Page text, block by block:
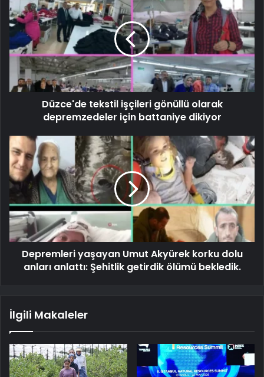
Düzce'de tekstil işçileri gönüllü olarak
depremzedeler için battaniye dikiyor
Depremleri yaşayan Umut Akyürek korku dolu
anları anlattı: Şehitlik getirdik ölümü bekledik.
İlgili Makaleler